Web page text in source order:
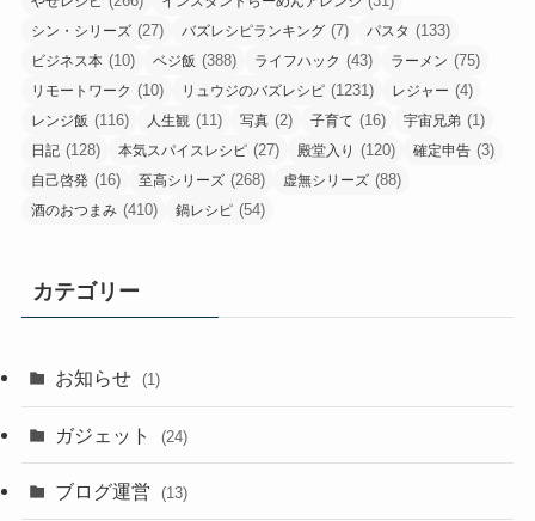
シン・シリーズ (27) バズレシピランキング (7) パスタ (133)
ビジネス本 (10) ベジ飯 (388) ライフハック (43) ラーメン (75)
リモートワーク (10) リュウジのバズレシピ (1231) レジャー (4)
レンジ飯 (116) 人生観 (11) 写真 (2) 子育て (16) 宇宙兄弟 (1)
日記 (128) 本気スパイスレシピ (27) 殿堂入り (120) 確定申告 (3)
自己啓発 (16) 至高シリーズ (268) 虚無シリーズ (88)
酒のおつまみ (410) 鍋レシピ (54)
カテゴリー
お知らせ (1)
ガジェット (24)
ブログ運営 (13)